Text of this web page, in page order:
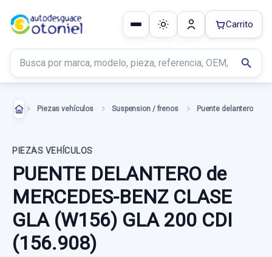
Buscar productos
search
Carrito
Piezas vehículos Suspension / frenos Puente delantero
PIEZAS VEHÍCULOS
PUENTE DELANTERO de
MERCEDES-BENZ CLASE
GLA (W156) GLA 200 CDI
(156.908)